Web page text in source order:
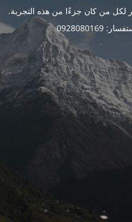
لكل من كان جزءًا من هذه التجربة.
0928080169